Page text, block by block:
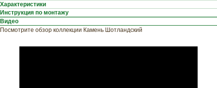
Характеристики
Инструкция по монтажу
Видео
Посмотрите обзор коллекции Камень Шотландский
ХОТИТЕ